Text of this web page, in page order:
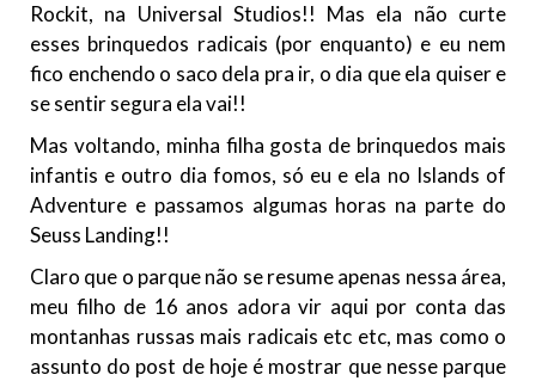
Rockit, na Universal Studios!! Mas ela não curte
esses brinquedos radicais (por enquanto) e eu nem
fico enchendo o saco dela pra ir, o dia que ela quiser e
se sentir segura ela vai!!
Mas voltando, minha filha gosta de brinquedos mais
infantis e outro dia fomos, só eu e ela no Islands of
Adventure e passamos algumas horas na parte do
Seuss Landing!!
Claro que o parque não se resume apenas nessa área,
meu filho de 16 anos adora vir aqui por conta das
montanhas russas mais radicais etc etc, mas como o
assunto do post de hoje é mostrar que nesse parque